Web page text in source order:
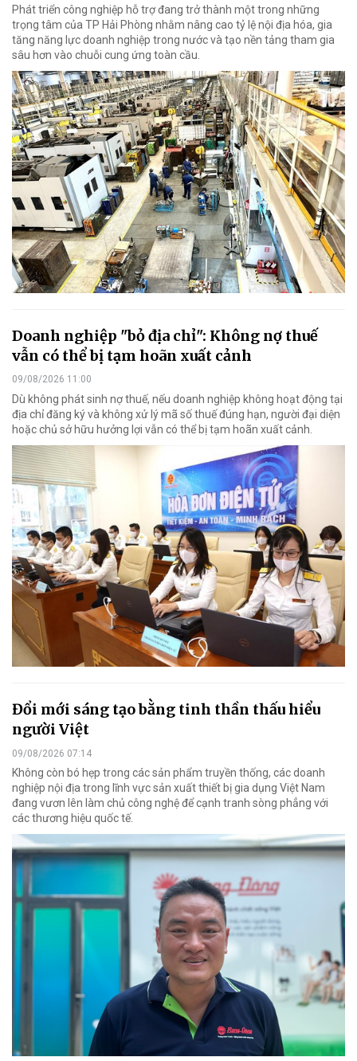
Phát triển công nghiệp hỗ trợ đang trở thành một trong những
trọng tâm của TP Hải Phòng nhằm nâng cao tỷ lệ nội địa hóa, gia
tăng năng lực doanh nghiệp trong nước và tạo nền tảng tham gia
sâu hơn vào chuỗi cung ứng toàn cầu.
Doanh nghiệp "bỏ địa chỉ": Không nợ thuế
vẫn có thể bị tạm hoãn xuất cảnh
09/08/2026 11:00
Dù không phát sinh nợ thuế, nếu doanh nghiệp không hoạt động tại
địa chỉ đăng ký và không xử lý mã số thuế đúng hạn, người đại diện
hoặc chủ sở hữu hưởng lợi vẫn có thể bị tạm hoãn xuất cảnh.
Đổi mới sáng tạo bằng tinh thần thấu hiểu
người Việt
09/08/2026 07:14
Không còn bó hẹp trong các sản phẩm truyền thống, các doanh
nghiệp nội địa trong lĩnh vực sản xuất thiết bị gia dụng Việt Nam
đang vươn lên làm chủ công nghệ để cạnh tranh sòng phẳng với
các thương hiệu quốc tế.